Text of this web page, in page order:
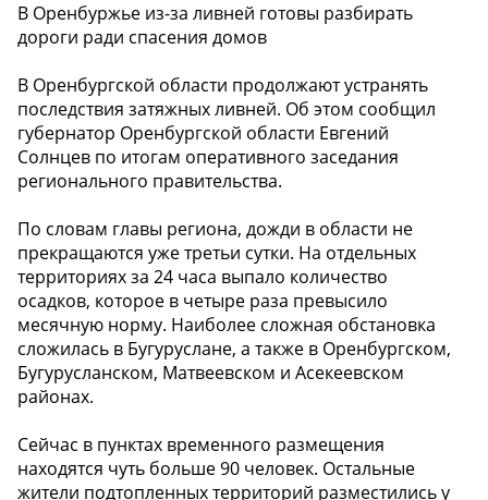
В Оренбуржье из-за ливней готовы разбирать
дороги ради спасения домов
В Оренбургской области продолжают устранять
последствия затяжных ливней. Об этом сообщил
губернатор Оренбургской области Евгений
Солнцев по итогам оперативного заседания
регионального правительства.
По словам главы региона, дожди в области не
прекращаются уже третьи сутки. На отдельных
территориях за 24 часа выпало количество
осадков, которое в четыре раза превысило
месячную норму. Наиболее сложная обстановка
сложилась в Бугуруслане, а также в Оренбургском,
Бугурусланском, Матвеевском и Асекеевском
районах.
Сейчас в пунктах временного размещения
находятся чуть больше 90 человек. Остальные
жители подтопленных территорий разместились у